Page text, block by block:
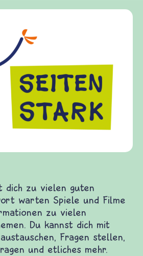
zu vielen guten
warten Spiele und Filme
zu vielen
Du kannst dich mit
Fragen stellen,
und etliches mehr.